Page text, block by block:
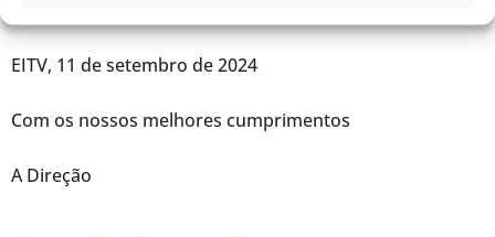
EITV, 11 de setembro de 2024
Com os nossos melhores cumprimentos
A Direção